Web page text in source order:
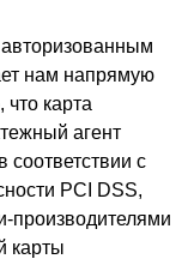
нам напрямую
карта
агент
с
PCI DSS,
производителями
карты